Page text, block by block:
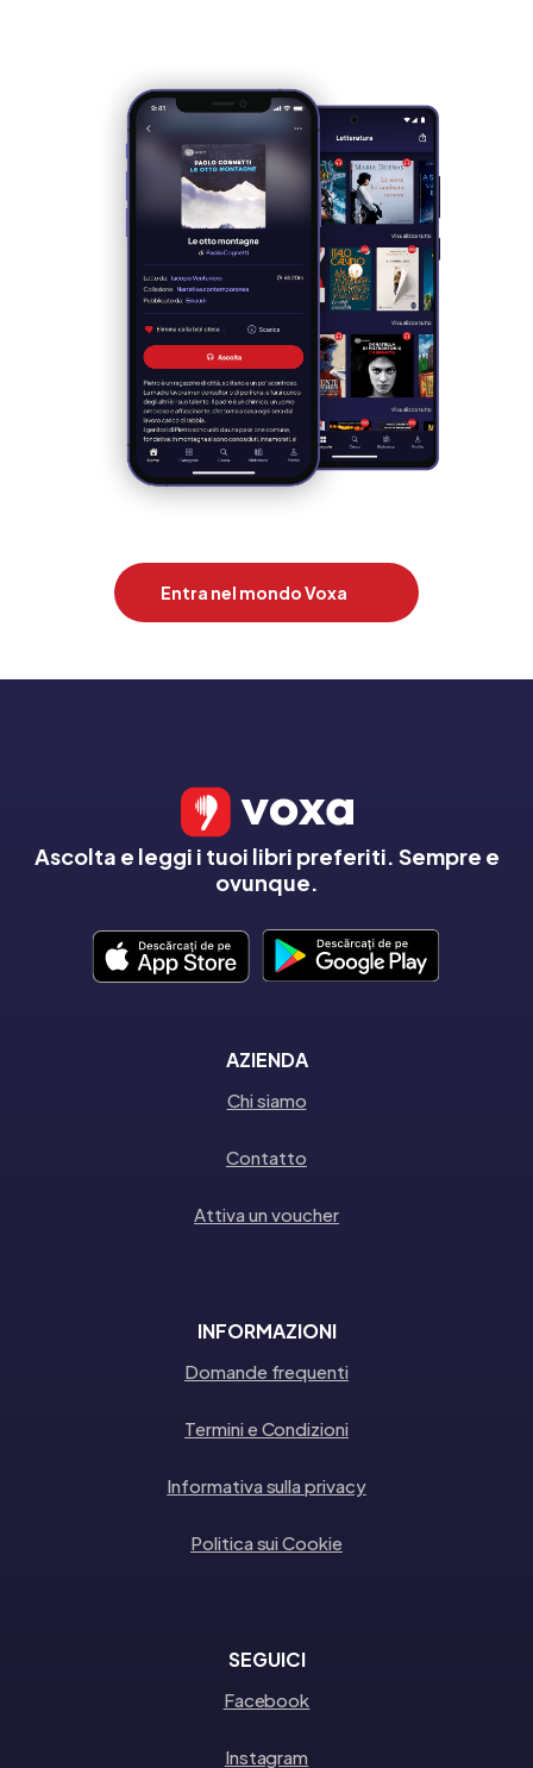
Entra nel mondo Voxa
Ascolta e leggi i tuoi libri preferiti. Sempre e
ovunque.
AZIENDA
Chi siamo
Contatto
Attiva un voucher
INFORMAZIONI
Domande frequenti
Termini e Condizioni
Informativa sulla privacy
Politica sui Cookie
SEGUICI
Facebook
Instagram